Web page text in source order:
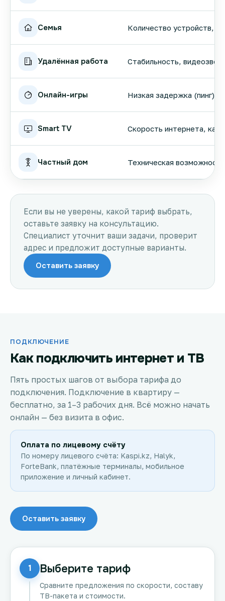
Семья Количество устройств,
Удалённая работа Стабильность,
Онлайн-игры Низкая задержка (пинг),
Smart TV Скорость интернета,
Частный дом Техническая
Если вы не уверены, какой тариф выбрать,
оставьте заявку на консультацию.
Специалист уточнит ваши задачи, проверит
адрес и предложит доступные варианты.
Оставить заявку
ПОДКЛЮЧЕНИЕ
Как подключить интернет и ТВ
Пять простых шагов от выбора тарифа до
подключения. Подключение в квартиру —
бесплатно, за 1–3 рабочих дня. Всё можно начать
онлайн — без визита в офис.
Оплата по лицевому счёту
По номеру лицевого счёта: Kaspi.kz, Halyk,
ForteBank, платёжные терминалы, мобильное
приложение и личный кабинет.
Оставить заявку
1 Выберите тариф
Сравните предложения по скорости, составу
ТВ-пакета и стоимости.